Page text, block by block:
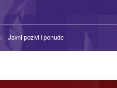
Javni pozivi i ponude